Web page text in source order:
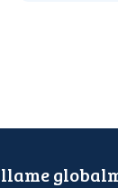
llame